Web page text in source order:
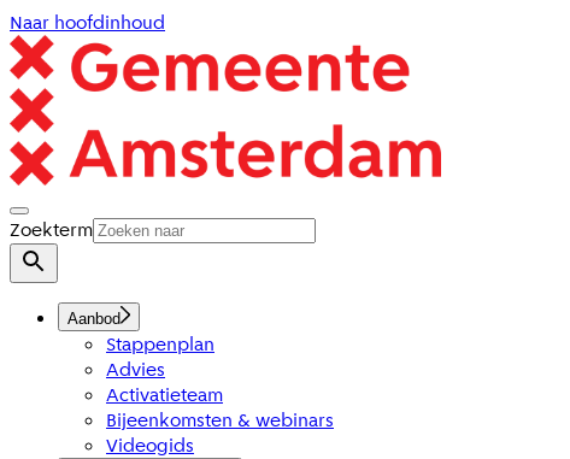
Naar hoofdinhoud
Zoekterm
Aanbod
Stappenplan
Advies
Activatieteam
Bijeenkomsten & webinars
Videogids